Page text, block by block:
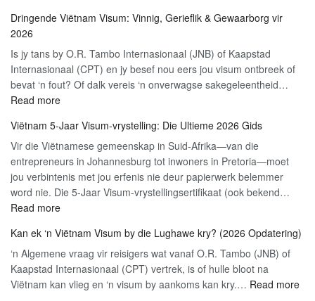
om
te
doen
vir
E-
visum
Toeris:
2026
Stap-
Gids
Dringende Viëtnam Visum: Vinnig, Gerieflik & Gewaarborg vir
2026
Is jy tans by O.R. Tambo Internasionaal (JNB) of Kaapstad
Internasionaal (CPT) en jy besef nou eers jou visum ontbreek of
bevat ‘n fout? Of dalk vereis ‘n onverwagse sakegeleentheid…
Read more:
Viëtnam
Visum:
Vinnig,
Gerieflik
&
Gewaarborg
2026
Viëtnam 5-Jaar Visum-vrystelling: Die Ultieme 2026 Gids
Vir die Viëtnamese gemeenskap in Suid-Afrika—van die
entrepreneurs in Johannesburg tot inwoners in Pretoria—moet
jou verbintenis met jou erfenis nie deur papierwerk belemmer
word nie. Die 5-Jaar Visum-vrystellingsertifikaat (ook bekend…
Read more:
5-
Jaar
Visum-
vrystelling:
Kan ek ‘n Viëtnam Visum by die Lughawe kry? (2026 Opdatering)
‘n Algemene vraag vir reisigers wat vanaf O.R. Tambo (JNB) of
Kaapstad Internasionaal (CPT) vertrek, is of hulle bloot na
Viëtnam kan vlieg en ‘n visum by aankoms kan kry.… Read more: